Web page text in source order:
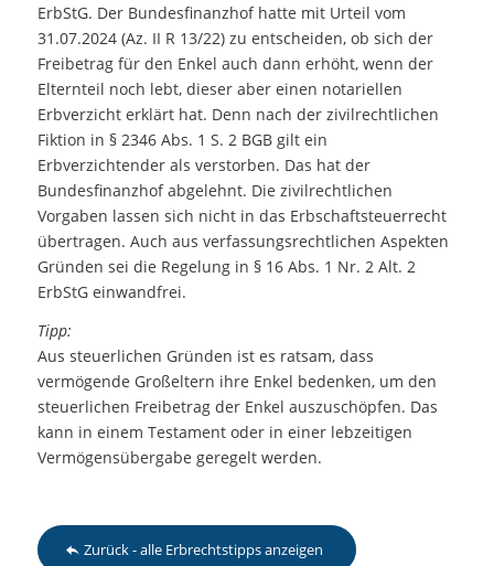
ErbStG. Der Bundesfinanzhof hatte mit Urteil vom
31.07.2024 (Az. II R 13/22) zu entscheiden, ob sich der
Freibetrag für den Enkel auch dann erhöht, wenn der
Elternteil noch lebt, dieser aber einen notariellen
Erbverzicht erklärt hat. Denn nach der zivilrechtlichen
Fiktion in § 2346 Abs. 1 S. 2 BGB gilt ein
Erbverzichtender als verstorben. Das hat der
Bundesfinanzhof abgelehnt. Die zivilrechtlichen
Vorgaben lassen sich nicht in das Erbschaftsteuerrecht
übertragen. Auch aus verfassungsrechtlichen Aspekten
Gründen sei die Regelung in § 16 Abs. 1 Nr. 2 Alt. 2
ErbStG einwandfrei.
Tipp:
Aus steuerlichen Gründen ist es ratsam, dass
vermögende Großeltern ihre Enkel bedenken, um den
steuerlichen Freibetrag der Enkel auszuschöpfen. Das
kann in einem Testament oder in einer lebzeitigen
Vermögensübergabe geregelt werden.
Zurück - alle Erbrechtstipps anzeigen